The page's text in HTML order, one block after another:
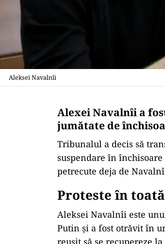
Aleksei Navalnîi
Alexei Navalnîi a
jumătate de
Tribunalul a decis să
suspendare în
petrecute deja de
Proteste în
Aleksei Navalnîi este
Putin și a fost otrăvit în
reușit să se recupereze